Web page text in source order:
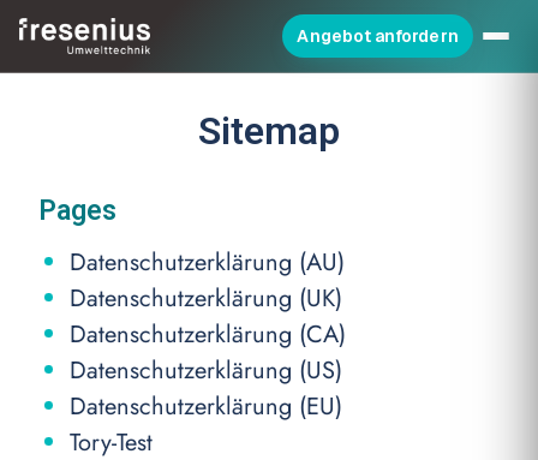
Angebot anfordern
Sitemap
Pages
Datenschutzerklärung (AU)
Datenschutzerklärung (UK)
Datenschutzerklärung (CA)
Datenschutzerklärung (US)
Datenschutzerklärung (EU)
Tory-Test